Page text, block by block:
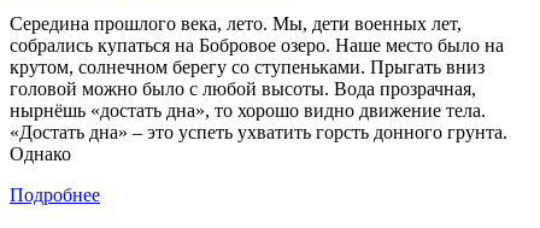
Середина прошлого века, лето. Мы, дети военных лет,
собрались купаться на Бобровое озеро. Наше место было на
крутом, солнечном берегу со ступеньками. Прыгать вниз
головой можно было с любой высоты. Вода прозрачная,
нырнёшь «достать дна», то хорошо видно движение тела.
«Достать дна» – это успеть ухватить горсть донного грунта.
Однако
Подробнее